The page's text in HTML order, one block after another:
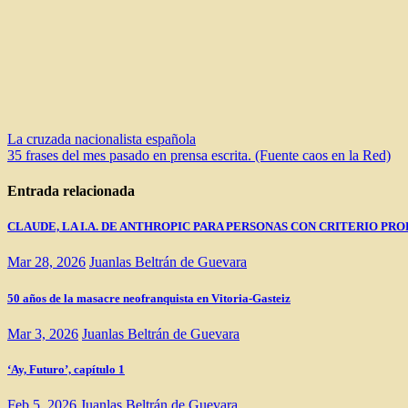
Navegación
de
entradas
La cruzada nacionalista española
35 frases del mes pasado en prensa escrita. (Fuente caos en la Red)
Entrada relacionada
CLAUDE, LA I.A. DE ANTHROPIC PARA PERSONAS CON CRITERIO
Mar 28, 2026 Juanlas Beltrán de Guevara
50 años de la masacre neofranquista en Vitoria-Gasteiz
Mar 3, 2026 Juanlas Beltrán de Guevara
‘Ay, Futuro’, capítulo 1